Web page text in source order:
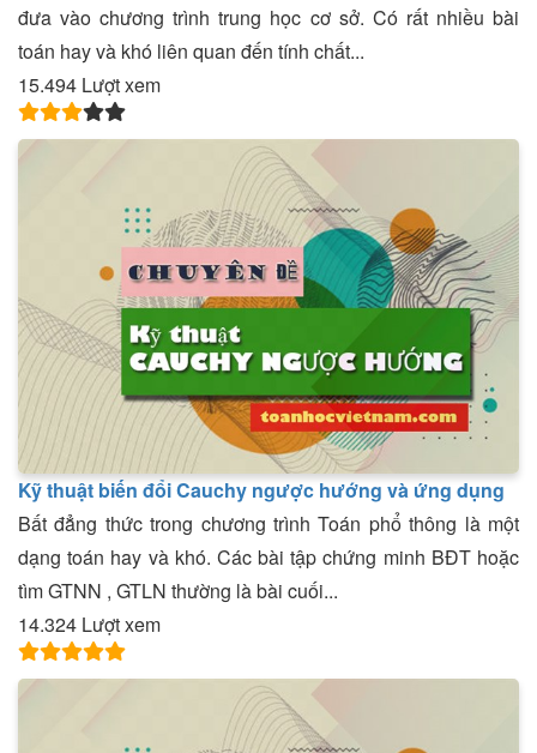
đưa vào chương trình trung học cơ sở. Có rất nhiều bài
toán hay và khó liên quan đến tính chất...
15.494 Lượt xem
Kỹ thuật biến đổi Cauchy ngược hướng và ứng dụng
Bất đẳng thức trong chương trình Toán phổ thông là một
dạng toán hay và khó. Các bài tập chứng minh BĐT hoặc
tìm GTNN , GTLN thường là bài cuối...
14.324 Lượt xem